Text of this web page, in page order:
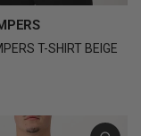
T-SHIRT BEIGE